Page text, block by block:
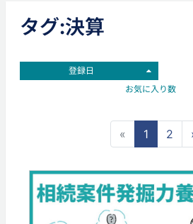
タグ:決算
登録日
お気に入り数
« 1 2